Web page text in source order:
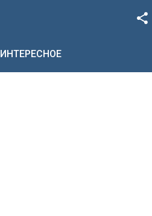
Google+
ИНТЕРЕСНОЕ